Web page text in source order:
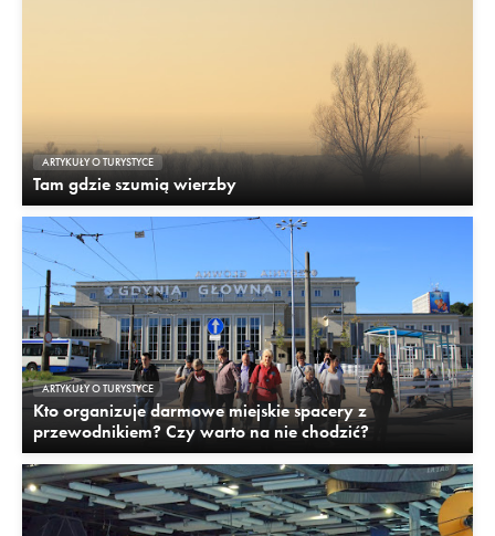
ARTYKUŁY O TURYSTYCE
Tam gdzie szumią wierzby
ARTYKUŁY O TURYSTYCE
Kto organizuje darmowe miejskie spacery z
przewodnikiem? Czy warto na nie chodzić?